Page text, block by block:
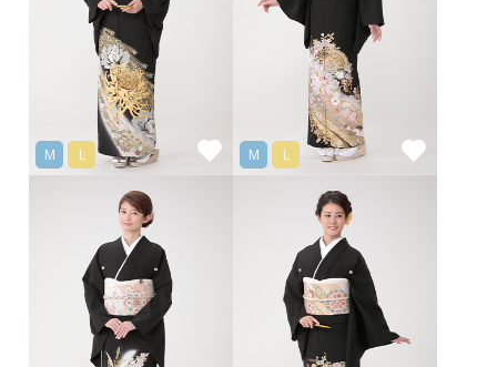
M L M L